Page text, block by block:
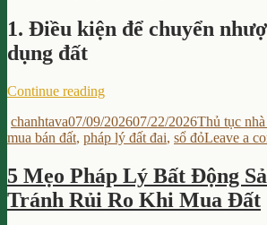
1. Điều kiện để chuyển
dụng đất
Continue reading“Đất
Có
Sổ
Có
Được
Phép
Author
chanhtavaPosted
on
07/09/202607/22/2026Categories
Thủ tục
mua bán đất, pháp lý đất đai, sổ đỏLeave a
5 Mẹo Pháp Lý Bất Động
Tránh Rủi Ro Khi Mua Đất